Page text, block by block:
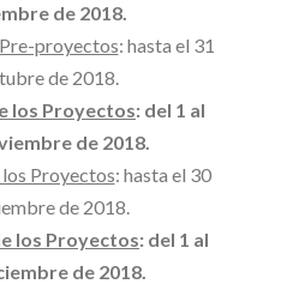
de 2018.
proyectos: hasta el 31
de 2018.
los Proyectos: del 1 al
de 2018.
Proyectos: hasta el 30
de 2018.
los Proyectos: del 1 al
de 2018.